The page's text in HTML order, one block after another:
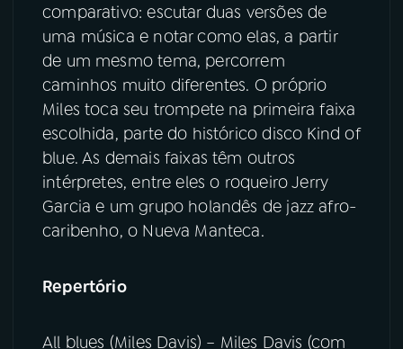
ÚLTIMAS
08PRÊMIO RÁDIO MEC
ACOMPANHE A RÁDIO MEC
YouTube Facebook
Instagram X
comparativo: escutar duas versões de
uma música e notar como elas, a partir
de um mesmo tema, percorrem
caminhos muito diferentes. O próprio
Miles toca seu trompete na primeira faixa
escolhida, parte do histórico disco Kind of
blue. As demais faixas têm outros
intérpretes, entre eles o roqueiro Jerry
Garcia e um grupo holandês de jazz afro-
caribenho, o Nueva Manteca.
Repertório
All blues (Miles Davis) – Miles Davis (com